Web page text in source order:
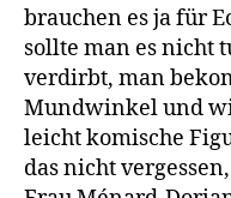
brauchen es ja für
sollte man es nicht
verdirbt, man
Mundwinkel und
leicht komische
das nicht